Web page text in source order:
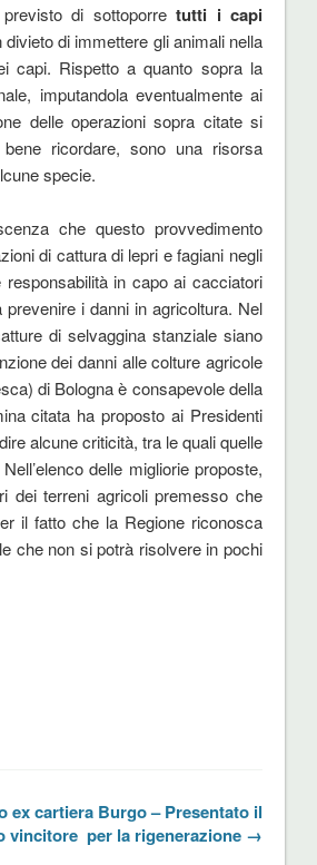
previsto di sottoporretutti i capi
di immettere gli animali nella
capi. Rispetto a quanto sopra la
imputandola eventualmente ai
delle operazioni sopra citate si
ricordare, sono una risorsa
specie.
che questo provvedimento
di cattura di lepri e fagiani negli
in capo ai cacciatori
i danni in agricoltura. Nel
di selvaggina stanziale siano
dei danni alle colture agricole
di Bologna è consapevole della
citata ha proposto ai Presidenti
alcune criticità, tra le quali quelle
delle migliorie proposte,
dei terreni agricoli premesso che
il fatto che la Regione riconosca
che non si potrà risolvere in pochi
ex cartiera Burgo – Presentato il
vincitore per la rigenerazione →